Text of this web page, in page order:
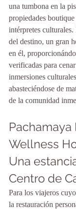
una tumbona en la
propiedades
intérpretes
del destino, un gran
en él,
verificadas para
inmersiones
abasteciéndose de
de la comunidad
Wellness
Una
Centro de
Para los viajeros
la restauración